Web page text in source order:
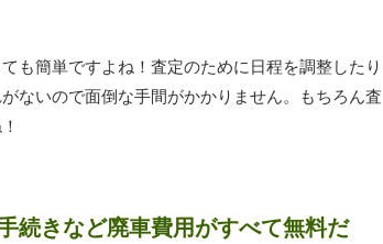
も簡単ですよね！査定のために日程を調整したり
ないので面倒な手間がかかりません。もちろん査
続きなど廃車費用がすべて無料だ